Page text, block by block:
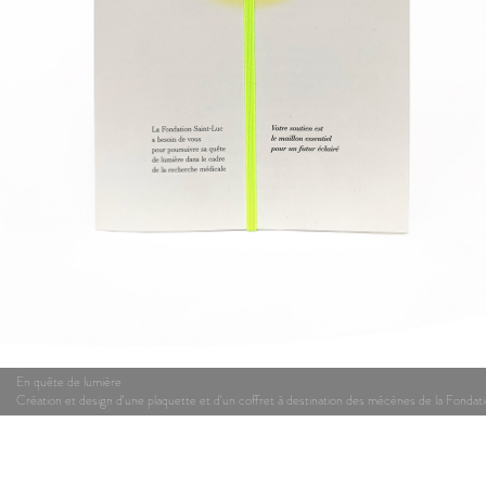
En quête de lumière
Création et design d'une plaquette et d'un coffret à destination des mécènes de la